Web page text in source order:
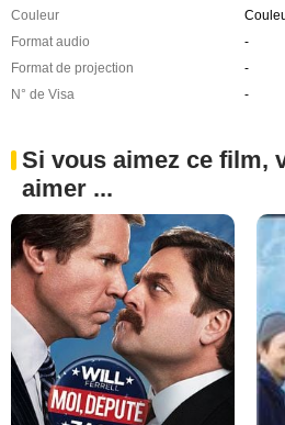
Couleur
Format audio
-
Format de projection
-
N° de Visa
-
Si vous aimez ce film,
aimer ...